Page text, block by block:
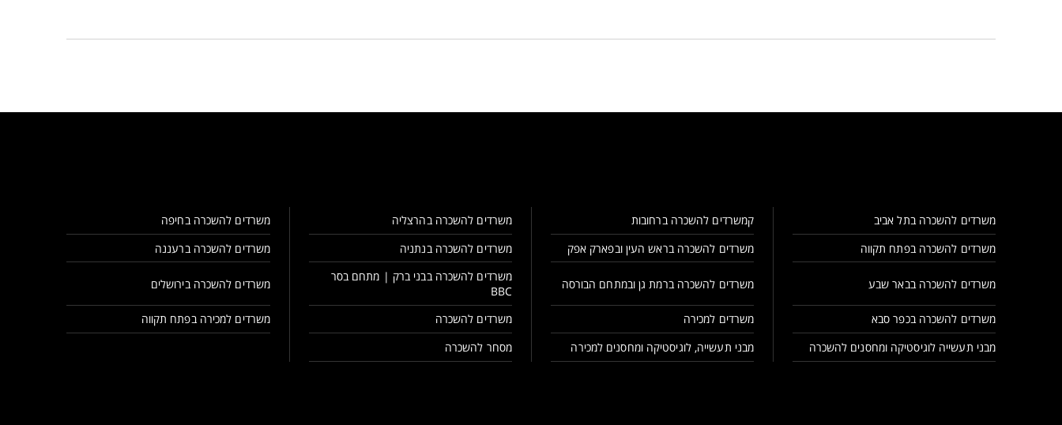
משרדים להשכרה בתל אביב קמשרדים להשכרה ברחובות משרדים להשכרה בהרצליה
משרדים להשכרה בחיפה
משרדים להשכרה בפתח תקווה
משרדים להשכרה בראש העין ובפארק אפק משרדים להשכרה בנתניה משרדים להשכרה ברעננה
משרדים להשכרה בבאר שבע משרדים להשכרה ברמת גן ובמתחם הבורסה
משרדים להשכרה בבני ברק | מתחם בסר
BBC
משרדים להשכרה בירושלים
משרדים להשכרה בכפר סבא משרדים למכירה משרדים להשכרה
משרדים למכירה בפתח תקווה
מבני תעשייה לוגיסטיקה ומחסנים להשכרה
מבני תעשייה, לוגיסטיקה ומחסנים למכירה מסחר להשכרה